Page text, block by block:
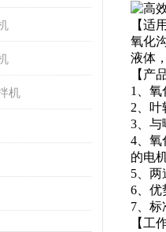
机
【适
氧化
液体
【产
1、氧
2、叶
3、与
4、氧
的电
5、两
6、优
7、标
【工